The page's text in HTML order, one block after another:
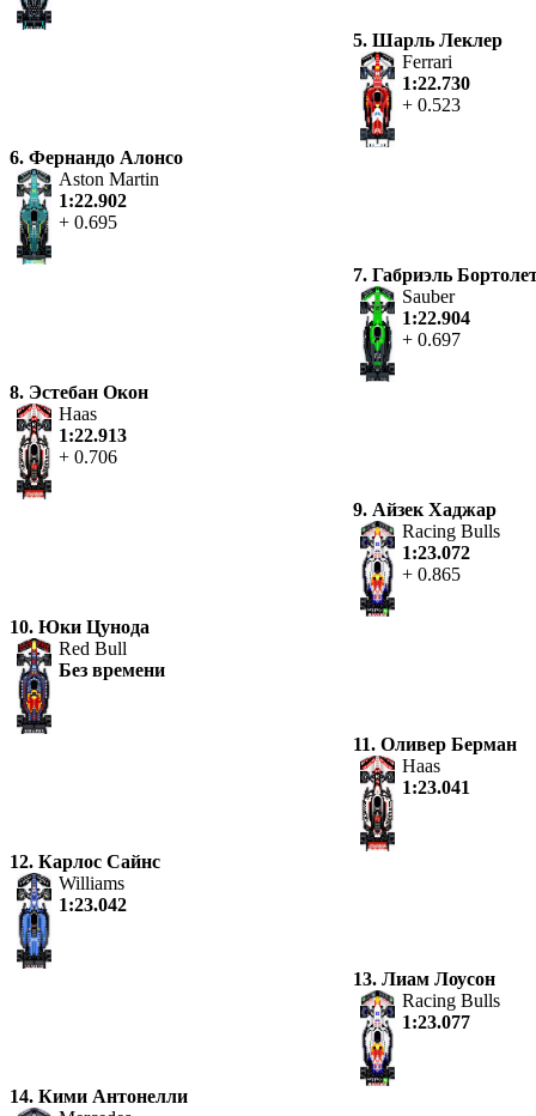
5. Шарль Леклер
Ferrari
1:22.730
+ 0.523
6. Фернандо Алонсо
Aston Martin
1:22.902
+ 0.695
7. Габриэль
Sauber
1:22.904
+ 0.697
8. Эстебан Окон
Haas
1:22.913
+ 0.706
9. Айзек Хаджар
Racing Bulls
1:23.072
+ 0.865
10. Юки Цунода
Red Bull
Без времени
11. Оливер Берман
Haas
1:23.041
12. Карлос Сайнс
Williams
1:23.042
13. Лиам Лоусон
Racing Bulls
1:23.077
14. Кими Антонелли